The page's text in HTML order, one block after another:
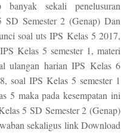
sekali penelusuran
Semester 2 (Genap) Dan
soal uts IPS Kelas 5 2017,
Kelas 5 semester 1, materi
ulangan harian IPS Kelas 6
soal IPS Kelas 5 semester 1
5 maka pada kesempatan ini
5 SD Semester 2 (Genap)
sekaligus link Download